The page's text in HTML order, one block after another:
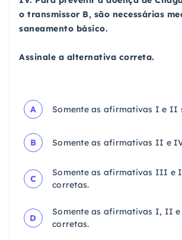
o transmissor B, são necessárias
saneamento básico.
Assinale a alternativa correta.
A Somente as afirmativas I e II
B Somente as afirmativas II e
C
Somente as afirmativas III e
corretas.
D
Somente as afirmativas I, II
corretas.